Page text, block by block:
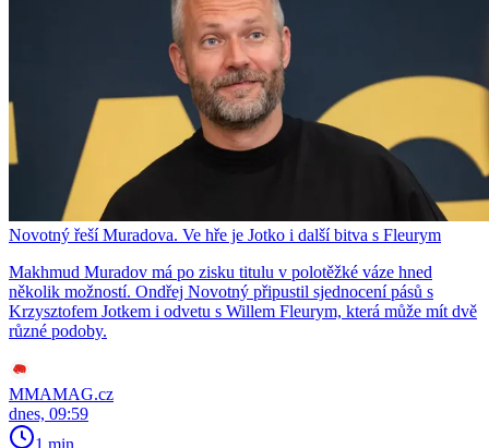
Novotný řeší Muradova. Ve hře je Jotko i další bitva s Fleurym
Makhmud Muradov má po zisku titulu v polotěžké váze hned
několik možností. Ondřej Novotný připustil sjednocení pásů s
Krzysztofem Jotkem i odvetu s Willem Fleurym, která může mít dvě
různé podoby.
MMAMAG.cz
dnes, 09:59
1 min